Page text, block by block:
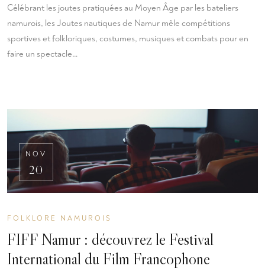
Célébrant les joutes pratiquées au Moyen Âge par les bateliers
namurois, les Joutes nautiques de Namur mêle compétitions
sportives et folkloriques, costumes, musiques et combats pour en
faire un spectacle…
NOV
20
FOLKLORE NAMUROIS
FIFF Namur : découvrez le Festival
International du Film Francophone